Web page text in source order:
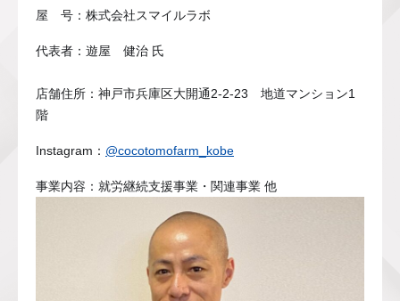
屋 号：株式会社スマイルラボ
代表者：遊屋 健治 氏
店舗住所：神戸市兵庫区大開通2-2-23 地道マンション1
階
Instagram： @cocotomofarm_kobe
事業内容：就労継続支援事業・関連事業 他